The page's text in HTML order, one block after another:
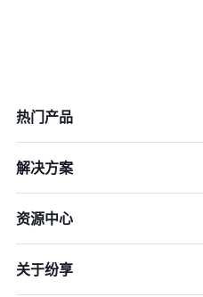
热门产品
解决方案
资源中心
关于纷享